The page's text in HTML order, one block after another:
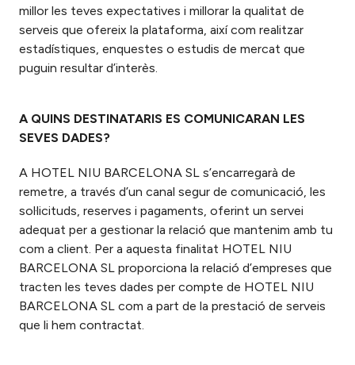
millor les teves expectatives i millorar la qualitat de
serveis que ofereix la plataforma, així com realitzar
estadístiques, enquestes o estudis de mercat que
puguin resultar d’interès.
A QUINS DESTINATARIS ES COMUNICARAN LES
SEVES DADES?
A HOTEL NIU BARCELONA SL s’encarregarà de
remetre, a través d’un canal segur de comunicació, les
sol·licituds, reserves i pagaments, oferint un servei
adequat per a gestionar la relació que mantenim amb tu
com a client. Per a aquesta finalitat HOTEL NIU
BARCELONA SL proporciona la relació d’empreses que
tracten les teves dades per compte de HOTEL NIU
BARCELONA SL com a part de la prestació de serveis
que li hem contractat.